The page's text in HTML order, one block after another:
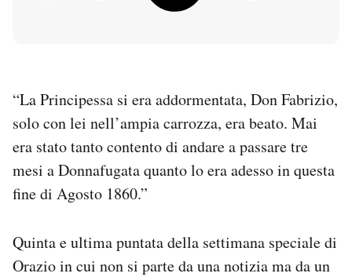
SHOP
CALENDARIO
AREA PERSONALE
“La Principessa si era addormentata, Don Fabrizio,
solo con lei nell’ampia carrozza, era beato. Mai
era stato tanto contento di andare a passare tre
mesi a Donnafugata quanto lo era adesso in questa
fine di Agosto 1860.”
Quinta e ultima puntata della settimana speciale di
Orazio in cui non si parte da una notizia ma da un